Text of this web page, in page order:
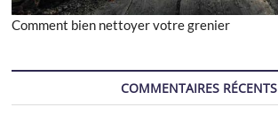
Comment bien nettoyer votre grenier
COMMENTAIRES RÉCENTS